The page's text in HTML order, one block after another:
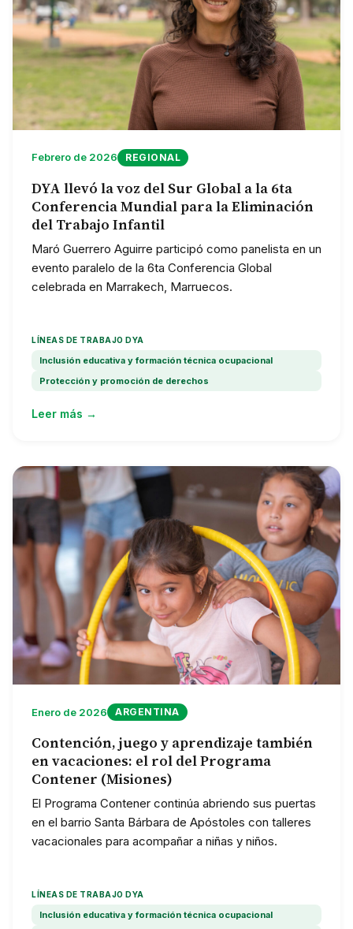
Febrero de 2026 REGIONAL
DYA llevó la voz del Sur Global a la 6ta
Conferencia Mundial para la Eliminación
del Trabajo Infantil
Maró Guerrero Aguirre participó como panelista en un
evento paralelo de la 6ta Conferencia Global
celebrada en Marrakech, Marruecos.
LÍNEAS DE TRABAJO DYA
Inclusión educativa y formación técnica ocupacional
Protección y promoción de derechos
Leer más →
Enero de 2026 ARGENTINA
Contención, juego y aprendizaje también
en vacaciones: el rol del Programa
Contener (Misiones)
El Programa Contener continúa abriendo sus puertas
en el barrio Santa Bárbara de Apóstoles con talleres
vacacionales para acompañar a niñas y niños.
LÍNEAS DE TRABAJO DYA
Inclusión educativa y formación técnica ocupacional